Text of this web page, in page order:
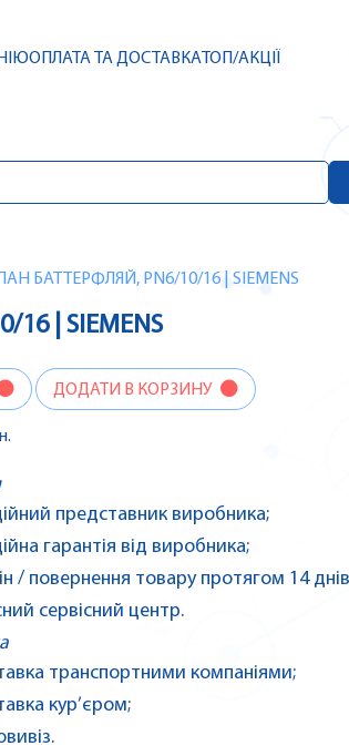
ОПЛАТА ТА ДОСТАВКАТОП/АКЦІЇ
БАТТЕРФЛЯЙ, PN6/10/16 | SIEMENS
| SIEMENS
ДОДАТИ В КОРЗИНУ
представник виробника;
гарантія від виробника;
/ повернення товару протягом 14
сервісний центр.
транспортними компаніями;
кур’єром;